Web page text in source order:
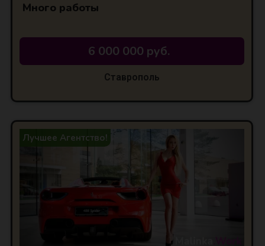
Много работы
6 000 000 руб.
Ставрополь
Лучшее Агентство!